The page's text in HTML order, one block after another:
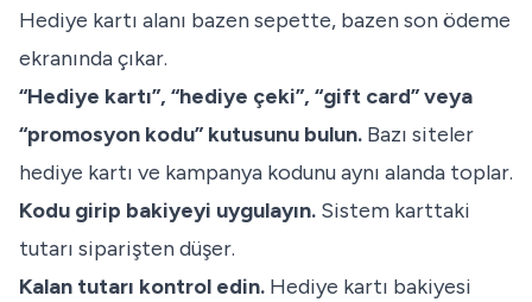
Hediye kartı alanı bazen sepette, bazen son ödeme
ekranında çıkar.
“Hediye kartı”, “hediye çeki”, “gift card” veya
“promosyon kodu” kutusunu bulun. Bazı siteler
hediye kartı ve kampanya kodunu aynı alanda toplar.
Kodu girip bakiyeyi uygulayın. Sistem karttaki
tutarı siparişten düşer.
Kalan tutarı kontrol edin. Hediye kartı bakiyesi